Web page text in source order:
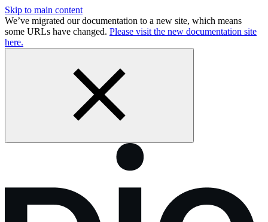
Skip to main content
We’ve migrated our documentation to a new site, which means
some URLs have changed. Please visit the new documentation site
here.